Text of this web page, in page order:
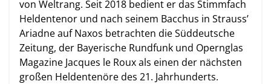
von Weltrang. Seit 2018 bedient er das Stimmfach
Heldentenor und nach seinem Bacchus in Strauss’
Ariadne auf Naxos betrachten die Süddeutsche
Zeitung, der Bayerische Rundfunk und Opernglas
Magazine Jacques le Roux als einen der nächsten
großen Heldentenöre des 21. Jahrhunderts.